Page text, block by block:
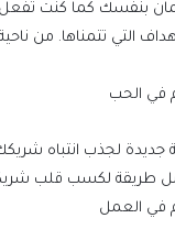
بنفسك كما كنت
التي تتمناها. من
في الحب
جديدة لجذب انتباه
طريقة لكسب قلب
في العمل